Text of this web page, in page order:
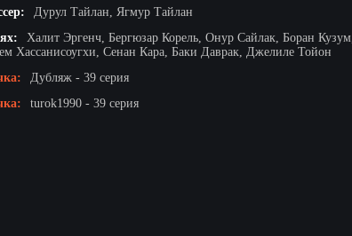
Дурул Тайлан, Ягмур Тайлан
Халит Эргенч, Бергюзар Корель, Онур Сайлак, Боран Кузум,
Хассанисоугхи, Сенан Кара, Баки Даврак, Джелиле Тойон
Дубляж - 39 серия
turok1990 - 39 серия